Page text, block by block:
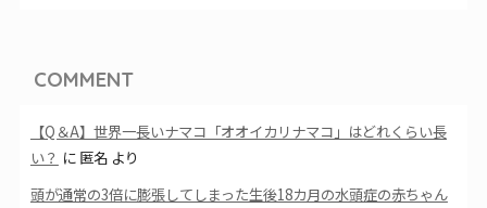
COMMENT
【Q＆A】世界一長いナマコ「オオイカリナマコ」はどれくらい長
い？ に 匿名より
頭が通常の3倍に膨張してしまった生後18カ月の水頭症の赤ちゃん